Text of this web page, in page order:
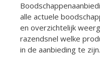
alle actuele
en overzichtelijk
razendsnel welke
in de aanbieding te zijn.